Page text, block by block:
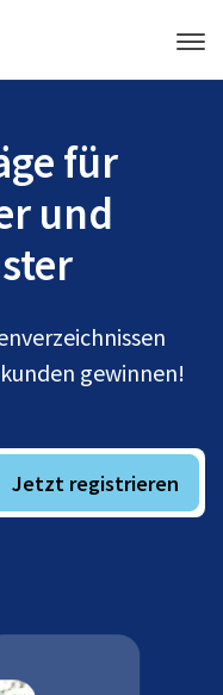
für
und
gewinnen!
Jetzt registrieren